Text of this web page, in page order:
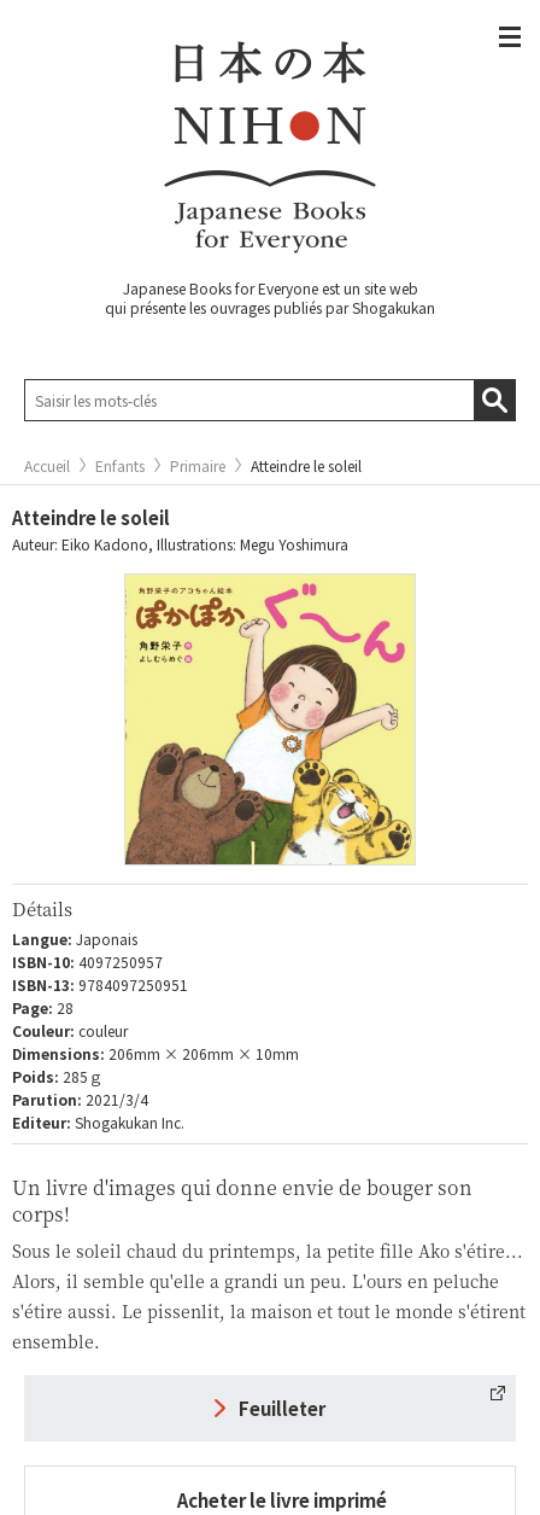
Japanese Books for Everyone est un site web
qui présente les ouvrages publiés par Shogakukan
Accueil Enfants Primaire Atteindre le soleil
Atteindre le soleil
Auteur: Eiko Kadono, Illustrations: Megu Yoshimura
Détails
Langue: Japonais
ISBN-10: 4097250957
ISBN-13: 9784097250951
Page: 28
Couleur: couleur
Dimensions: 206mm × 206mm × 10mm
Poids: 285ｇ
Parution: 2021/3/4
Editeur: Shogakukan Inc.
Un livre d'images qui donne envie de bouger son
corps!
Sous le soleil chaud du printemps, la petite fille Ako s'étire...
Alors, il semble qu'elle a grandi un peu. L'ours en peluche
s'étire aussi. Le pissenlit, la maison et tout le monde s'étirent
ensemble.
Feuilleter
Acheter le livre imprimé